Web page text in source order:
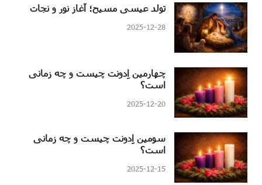
تولد عیسی مسیح؛ آغاز نور و نجات
2025-12-28
چهارمین اِدونت چیست و چه زمانی
است؟
2025-12-20
سومین اِدونت چیست و چه زمانی
است؟
2025-12-15